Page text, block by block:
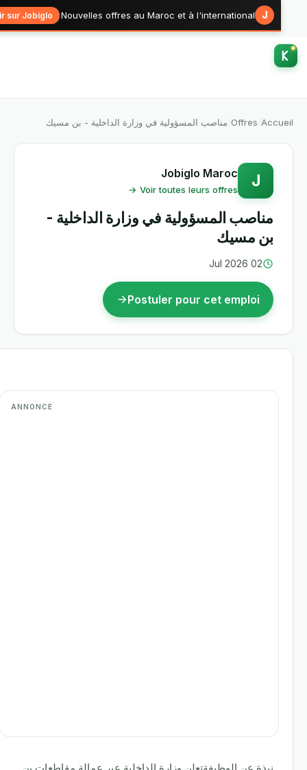
Nouvelles offres au Maroc et à l'international
Voir sur Jobiglo →
/
Offres
/مناصب المسؤولية في وزارة الداخلية - بن مسيك
Jobiglo Maroc
Voir toutes leurs offres →
مناصب المسؤولية في وزارة الداخلية -
بن مسيك
Postuler pour cet emploi